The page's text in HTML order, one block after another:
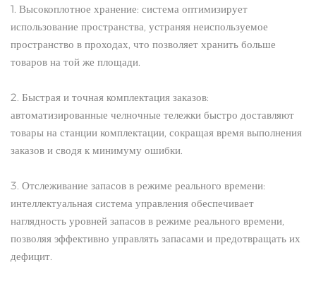
1. Высокоплотное хранение: система оптимизирует
использование пространства, устраняя неиспользуемое
пространство в проходах, что позволяет хранить больше
товаров на той же площади.
2. Быстрая и точная комплектация заказов:
автоматизированные челночные тележки быстро доставляют
товары на станции комплектации, сокращая время выполнения
заказов и сводя к минимуму ошибки.
3. Отслеживание запасов в режиме реального времени:
интеллектуальная система управления обеспечивает
наглядность уровней запасов в режиме реального времени,
позволяя эффективно управлять запасами и предотвращать их
дефицит.